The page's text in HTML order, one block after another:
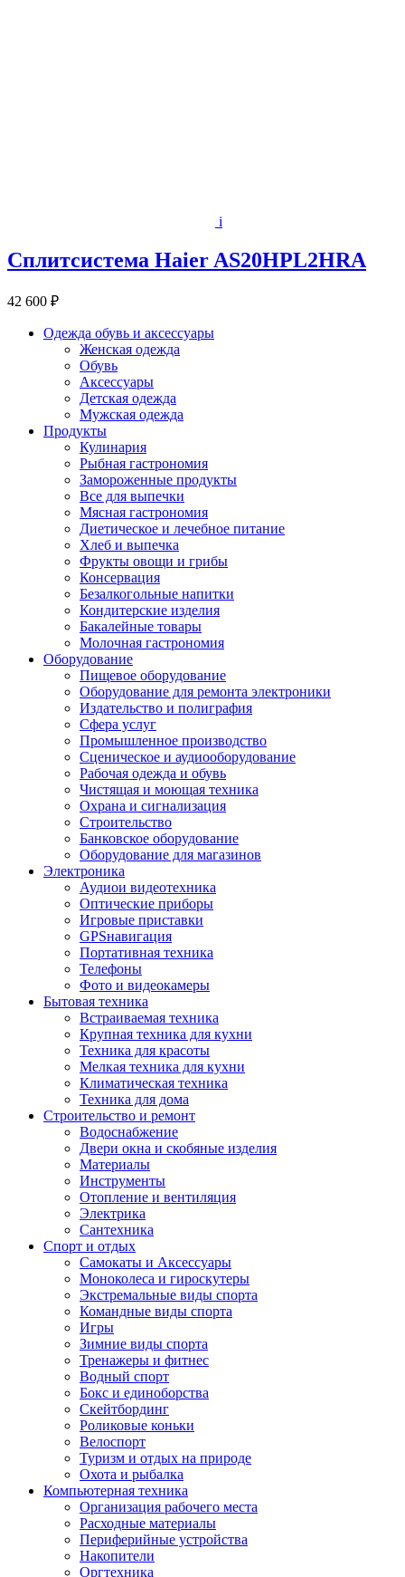
i
Сплитсистема Haier AS20HPL2HRA
42 600 ₽
Одежда обувь и аксессуары
Женская одежда
Обувь
Аксессуары
Детская одежда
Мужская одежда
Продукты
Кулинария
Рыбная гастрономия
Замороженные продукты
Все для выпечки
Мясная гастрономия
Диетическое и лечебное питание
Хлеб и выпечка
Фрукты овощи и грибы
Консервация
Безалкогольные напитки
Кондитерские изделия
Бакалейные товары
Молочная гастрономия
Оборудование
Пищевое оборудование
Оборудование для ремонта электроники
Издательство и полиграфия
Сфера услуг
Промышленное производство
Сценическое и аудиооборудование
Рабочая одежда и обувь
Чистящая и моющая техника
Охрана и сигнализация
Строительство
Банковское оборудование
Оборудование для магазинов
Электроника
Аудиои видеотехника
Оптические приборы
Игровые приставки
GPSнавигация
Портативная техника
Телефоны
Фото и видеокамеры
Бытовая техника
Встраиваемая техника
Крупная техника для кухни
Техника для красоты
Мелкая техника для кухни
Климатическая техника
Техника для дома
Строительство и ремонт
Водоснабжение
Двери окна и скобяные изделия
Материалы
Инструменты
Отопление и вентиляция
Электрика
Сантехника
Спорт и отдых
Самокаты и Аксессуары
Моноколеса и гироскутеры
Экстремальные виды спорта
Командные виды спорта
Игры
Зимние виды спорта
Тренажеры и фитнес
Водный спорт
Бокс и единоборства
Скейтбординг
Роликовые коньки
Велоспорт
Туризм и отдых на природе
Охота и рыбалка
Компьютерная техника
Организация рабочего места
Расходные материалы
Периферийные устройства
Накопители
Оргтехника